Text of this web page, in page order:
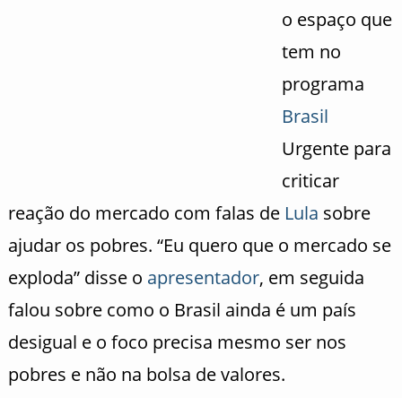
o espaço que
tem no
programa
Brasil
Urgente para
criticar
reação do mercado com falas de Lula sobre
ajudar os pobres. “Eu quero que o mercado se
exploda” disse o apresentador, em seguida
falou sobre como o Brasil ainda é um país
desigual e o foco precisa mesmo ser nos
pobres e não na bolsa de valores.